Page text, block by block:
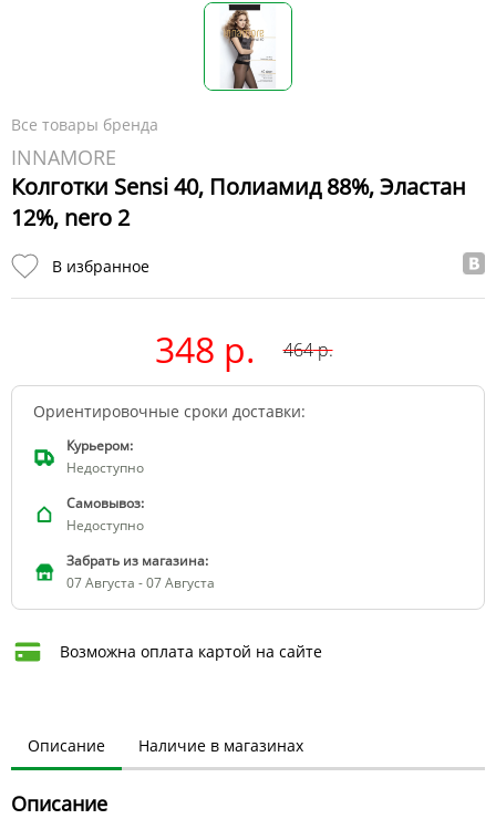
Все товары бренда
INNAMORE
Колготки Sensi 40, Полиамид 88%, Эластан
12%, nero 2
В избранное
348 р. 464р.
Ориентировочные сроки доставки:
Курьером:
Недоступно
Самовывоз:
Недоступно
Забрать из магазина:
07 Августа - 07 Августа
Возможна оплата картой на сайте
Описание Наличие в магазинах
Описание